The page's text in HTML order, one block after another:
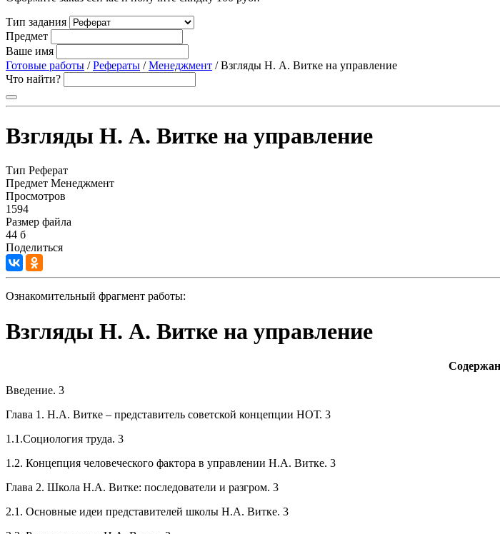
Тип задания
Предмет
Ваше имя
Готовые работы /Рефераты /Менеджмент / Взгляды Н. А. Витке на управление
Что найти?
Взгляды Н. А. Витке на управление
Тип Реферат
Предмет Менеджмент
Просмотров
1594
Размер файла
44 б
Поделиться
Ознакомительный фрагмент работы:
Взгляды Н. А. Витке на управление
Введение. 3
Глава 1. Н.А. Витке – представитель советской концепции НОТ. 3
1.1.Социология труда. 3
1.2. Концепция человеческого фактора в управлении Н.А. Витке. 3
Глава 2. Школа Н.А. Витке: последователи и разгром. 3
2.1. Основные идеи представителей школы Н.А. Витке. 3